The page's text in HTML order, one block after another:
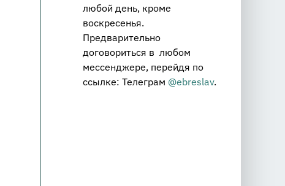
любой день, кроме
воскресенья.
Предварительно
договориться в любом
мессенджере, перейдя по
ссылке: Телеграм @ebreslav.